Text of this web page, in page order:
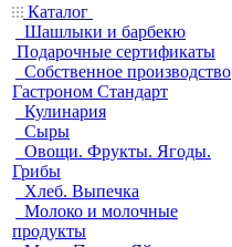
Каталог
Шашлыки и барбекю
Подарочные сертификаты
Собственное производство
Гастроном Стандарт
Кулинария
Сыры
Овощи. Фрукты. Ягоды.
Грибы
Хлеб. Выпечка
Молоко и молочные
продукты